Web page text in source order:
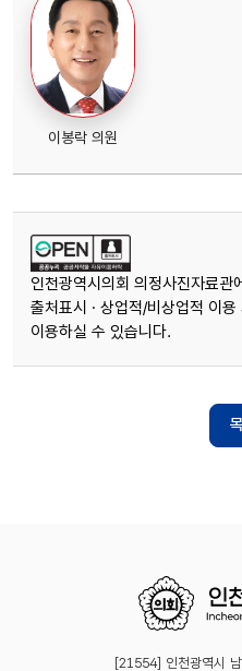
이봉락 의원
인천광역시의회 의정사진자료
출처표시 · 상업적/비상업적 이
이용하실 수 있습니다.
[21554] 인천광역시